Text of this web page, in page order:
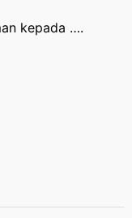
kepada ….